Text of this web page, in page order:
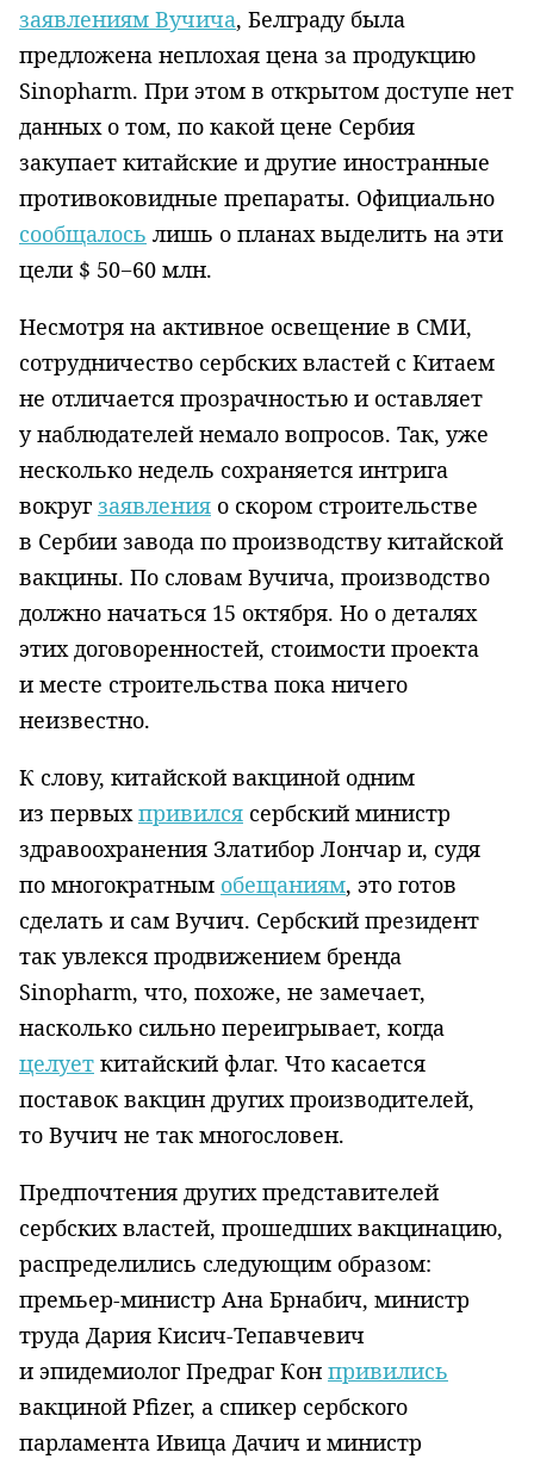
заявлениям Вучича, Белграду была
предложена неплохая цена за продукцию
Sinopharm. При этом в открытом доступе нет
данных о том, по какой цене Сербия
закупает китайские и другие иностранные
противоковидные препараты. Официально
сообщалось лишь о планах выделить на эти
цели $ 50−60 млн.
Несмотря на активное освещение в СМИ,
сотрудничество сербских властей с Китаем
не отличается прозрачностью и оставляет
у наблюдателей немало вопросов. Так, уже
несколько недель сохраняется интрига
вокруг заявления о скором строительстве
в Сербии завода по производству китайской
вакцины. По словам Вучича, производство
должно начаться 15 октября. Но о деталях
этих договоренностей, стоимости проекта
и месте строительства пока ничего
неизвестно.
К слову, китайской вакциной одним
из первыхпривился сербский министр
здравоохранения Златибор Лончар и, судя
по многократным обещаниям, это готов
сделать и сам Вучич. Сербский президент
так увлекся продвижением бренда
Sinopharm, что, похоже, не замечает,
насколько сильно переигрывает, когда
целует китайский флаг. Что касается
поставок вакцин других производителей,
то Вучич не так многословен.
Предпочтения других представителей
сербских властей, прошедших вакцинацию,
распределились следующим образом:
премьер-министр Ана Брнабич, министр
труда Дария Кисич-Тепавчевич
и эпидемиолог Предраг Кон привились
вакциной Pfizer, а спикер сербского
парламента Ивица Дачич и министр